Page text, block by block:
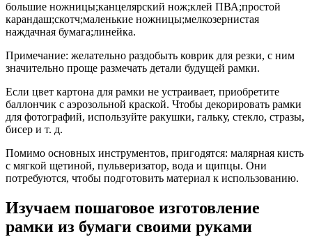
большие ножницы;канцелярский нож;клей ПВА;простой
карандаш;скотч;маленькие ножницы;мелкозернистая
наждачная бумага;линейка.
Примечание: желательно раздобыть коврик для резки, с ним
значительно проще размечать детали будущей рамки.
Если цвет картона для рамки не устраивает, приобретите
баллончик с аэрозольной краской. Чтобы декорировать рамки
для фотографий, используйте ракушки, гальку, стекло, стразы,
бисер и т. д.
Помимо основных инструментов, пригодятся: малярная кисть
с мягкой щетиной, пульверизатор, вода и щипцы. Они
потребуются, чтобы подготовить материал к использованию.
Изучаем пошаговое изготовление
рамки из бумаги своими руками